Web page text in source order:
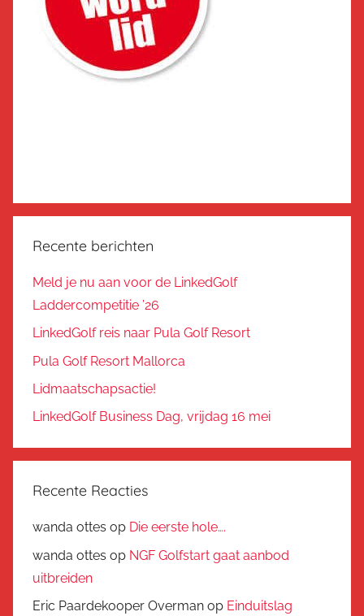
Recente berichten
Meld je nu aan voor de LinkedGolf
Laddercompetitie ’26
LinkedGolf reis naar Pula Golf Resort
Pula Golf Resort Mallorca
Lidmaatschapsactie!
LinkedGolf Business Dag, vrijdag 16 mei
Recente Reacties
wanda ottes op Die eerste hole….
wanda ottes op NGF Golfstart gaat aanbod
uitbreiden
Eric Paardekooper Overman op Einduitslag